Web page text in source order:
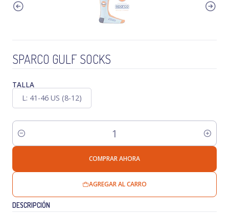
SPARCO GULF SOCKS
TALLA
L: 41-46 US (8-12)
Cantidad
AGREGAR AL CARRO
COMPRAR AHORA
DESCRIPCIÓN